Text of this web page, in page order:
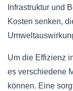
Infrastruktur und
Kosten senken,
Um die Effizienz
es verschiedene
können. Eine